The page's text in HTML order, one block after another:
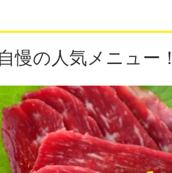
慢の人気メニュー！